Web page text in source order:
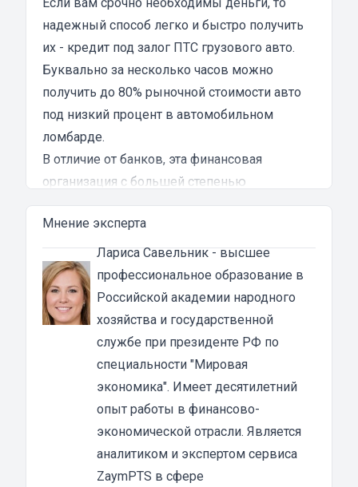
Разочарование и раздражение - это все, что я
испытал в результате этого кредита...
надежный способ легко и быстро получить
их - кредит под залог ПТС грузового авто.
Буквально за несколько часов можно
получить до 80% рыночной стоимости авто
под низкий процент в автомобильном
ломбарде.
В отличие от банков, эта финансовая
организация с большей степенью
вероятности одобрит решение по кредиту.
Для получениязайма в автоломбардах
автовладельцу не нужно следующее:
иметь при себе справку о доходах;
владеть положительной кредитной
историей;
искать поручителей.
Финансовые компании получают прибыль
на процентах, а залогом по кредиту служит
грузовой автомобиль заемщика.
Как оформляется денежный займ под залог
ПТС грузовика в Рыбинске
МКК выдают автозайм под залог грузовых
Мнение эксперта
Лариса Савельник- высшее
профессиональное образование в
Российской академии народного
хозяйства и государственной
службе при президенте РФ по
специальности "Мировая
экономика". Имеет десятилетний
опыт работы в финансово-
экономической отрасли. Является
аналитиком и экспертом сервиса
ZaymPTS в сфере